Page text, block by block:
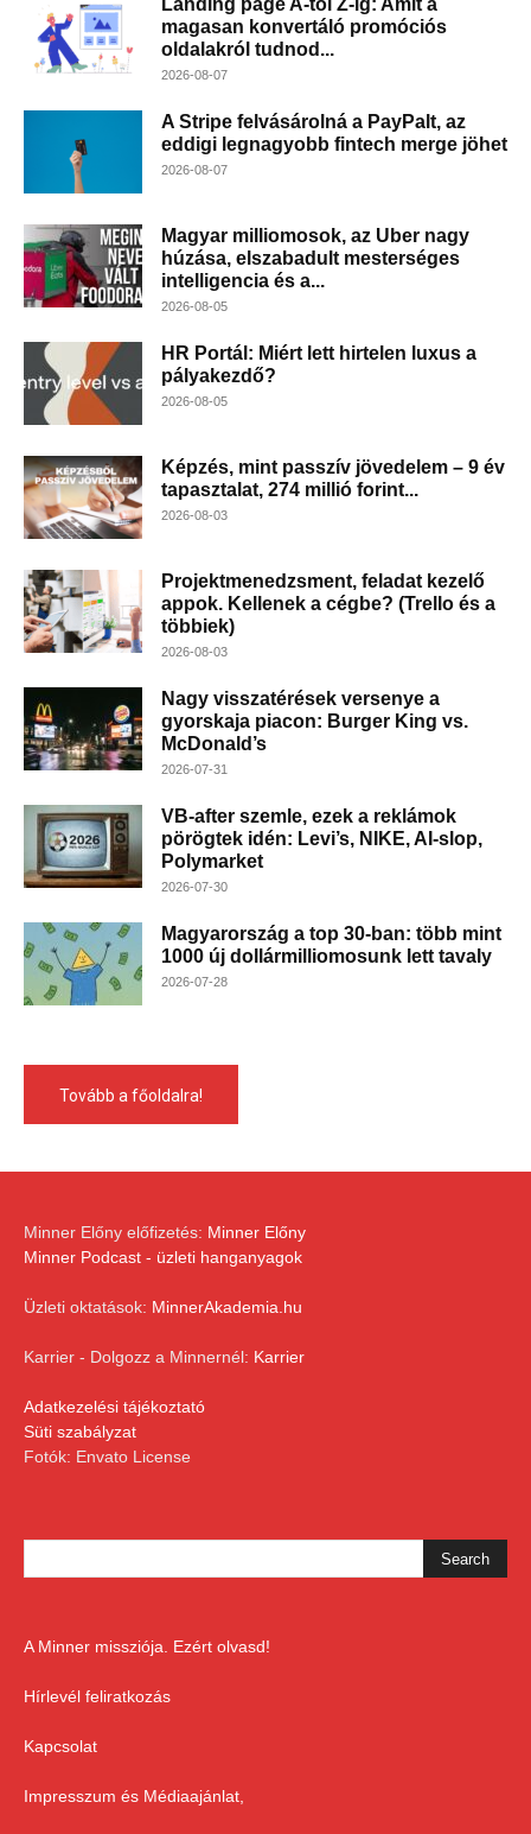
magasan konvertáló promóciós
oldalakról tudnod...
2026-08-07
A Stripe felvásárolná a PayPalt, az
eddigi legnagyobb fintech merge jöhet
2026-08-07
Magyar milliomosok, az Uber nagy
húzása, elszabadult mesterséges
intelligencia és a...
2026-08-05
HR Portál: Miért lett hirtelen luxus a
pályakezdő?
2026-08-05
Képzés, mint passzív jövedelem – 9 év
tapasztalat, 274 millió forint...
2026-08-03
Projektmenedzsment, feladat kezelő
appok. Kellenek a cégbe? (Trello és a
többiek)
2026-08-03
Nagy visszatérések versenye a
gyorskaja piacon: Burger King vs.
McDonald’s
2026-07-31
VB-after szemle, ezek a reklámok
pörögtek idén: Levi’s, NIKE, AI-slop,
Polymarket
2026-07-30
Magyarország a top 30-ban: több mint
1000 új dollármilliomosunk lett tavaly
2026-07-28
Tovább a főoldalra!
Minner Előny előfizetés: Minner Előny
Minner Podcast - üzleti hanganyagok
Üzleti oktatások: MinnerAkademia.hu
Karrier - Dolgozz a Minnernél: Karrier
Adatkezelési tájékoztató
Süti szabályzat
Fotók: Envato License
A Minner missziója. Ezért olvasd!
Hírlevél feliratkozás
Kapcsolat
Impresszum és Médiaajánlat,